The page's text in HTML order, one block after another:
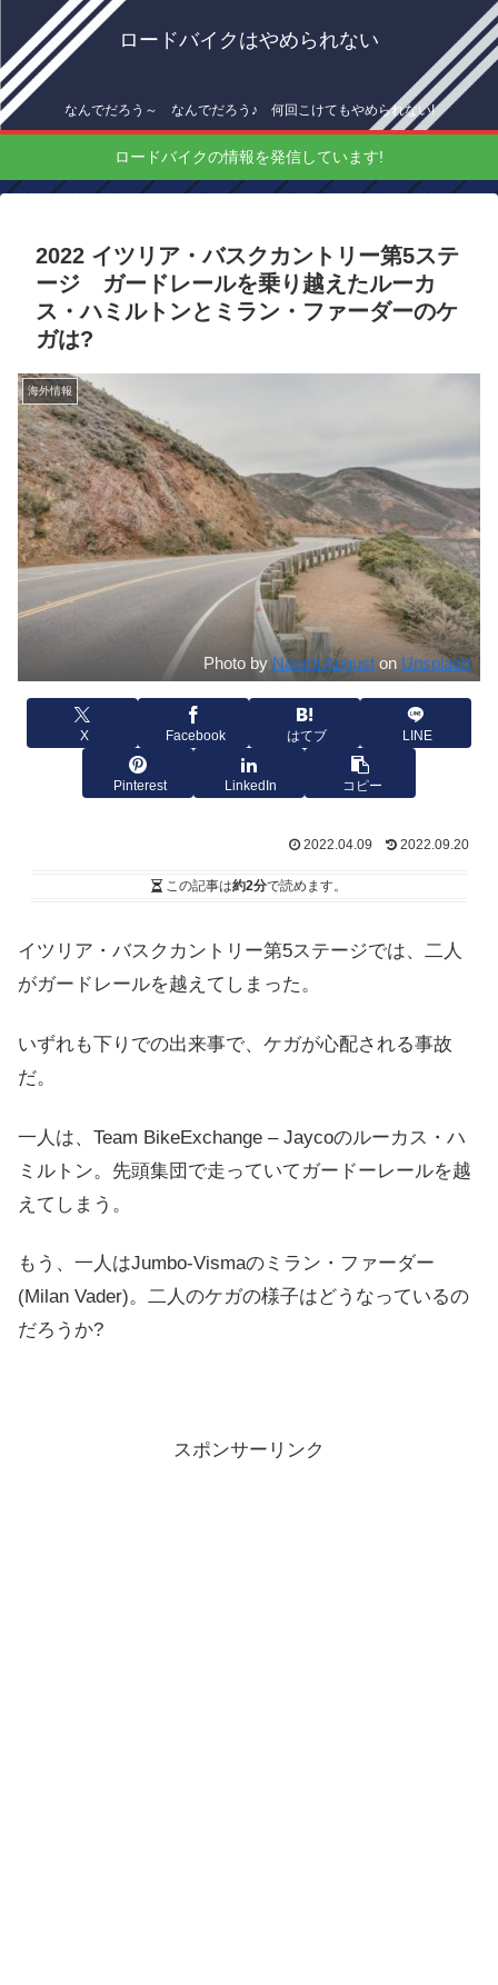
ロードバイクはやめられない
なんでだろう～ なんでだろう♪ 何回こけてもやめられない!
ロードバイクの情報を発信しています!
2022 イツリア・バスクカントリー第5ステ
ージ ガードレールを乗り越えたルーカ
ス・ハミルトンとミラン・ファーダーのケ
ガは?
海外情報
Photo by Naomi Auguston Unsplash
X Facebook はてブ LINE
Pinterest LinkedIn コピー
2022.04.09 2022.09.20
この記事は約2分で読めます。
イツリア・バスクカントリー第5ステージでは、二人
がガードレールを越えてしまった。
いずれも下りでの出来事で、ケガが心配される事故
だ。
一人は、Team BikeExchange – Jaycoのルーカス・ハ
ミルトン。先頭集団で走っていてガードーレールを越
えてしまう。
もう、一人はJumbo-Vismaのミラン・ファーダー
(Milan Vader)。二人のケガの様子はどうなっているの
だろうか?
スポンサーリンク